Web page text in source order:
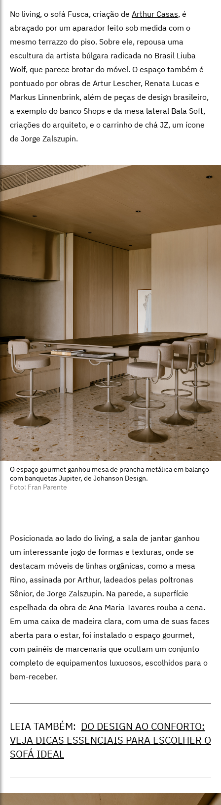
No living, o sofá Fusca, criação de Arthur Casas, é
abraçado por um apa­rador feito sob medida com o
mesmo terrazzo do piso. Sobre ele, repousa uma
escultura da artista búlgara radicada no Brasil Liuba
Wolf, que parece brotar do móvel. O espaço também é
pontuado por obras de Artur Lescher, Renata Lucas e
Markus Linnenbrink, além de peças de design brasileiro,
a exemplo do banco Shops e da mesa lateral Bala Soft,
criações do arquiteto, e o carrinho de chá JZ, um ícone
de Jorge Zalszupin.
O espaço gourmet ganhou mesa de prancha metálica em balanço
com banquetas Jupiter, de Johanson Design.
Foto: Fran Parente
Posicionada ao lado do living, a sala de jantar ganhou
um interessante jogo de formas e texturas, onde se
destacam móveis de linhas orgânicas, como a mesa
Rino, assinada por Arthur, ladeados pelas poltronas
Sênior, de Jorge Zalszupin. Na parede, a superfície
espelhada da obra de Ana Maria Tavares rouba a cena.
Em uma caixa de madeira clara, com uma de suas faces
aberta para o estar, foi instalado o espaço gourmet,
com painéis de marce­naria que ocultam um conjunto
comple­to de equipamentos luxuosos, escolhidos para o
bem-receber.
LEIA TAMBÉM: DO DESIGN AO CONFORTO:
VEJA DICAS ESSENCIAIS PARA ESCOLHER O
SOFÁ IDEAL